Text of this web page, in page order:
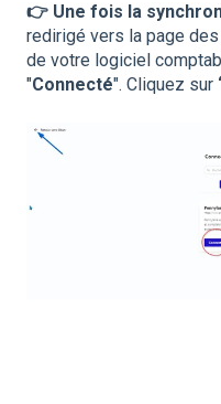
👉 Une fois la
redirigé vers la page
de votre logiciel
"Connecté". Cliquez sur